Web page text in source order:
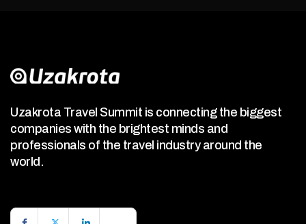
Uzakrota Travel Summit is connecting the biggest
companies with the brightest minds and
professionals of the travel industry around the
world.